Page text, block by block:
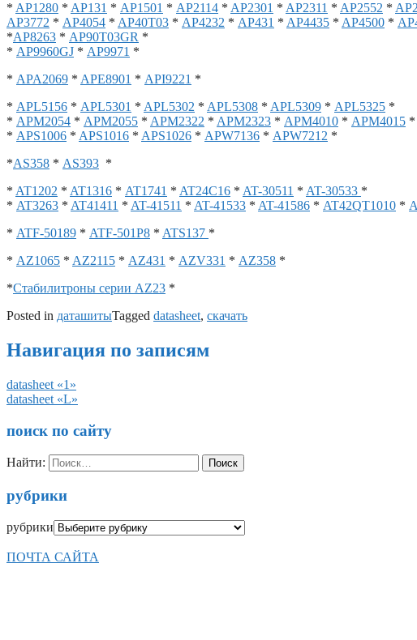
* AP1280 * AP131 * AP1501 * AP2114 * AP2301 * AP2311 * AP2552 *
AP3772 * AP4054 * AP40T03 * AP4232 * AP431 * AP4435 * AP4500 *
*AP8263 * AP90T03GR *
* AP9960GJ * AP9971 *
* APA2069 * APE8901 * API9221 *
* APL5156 * APL5301 * APL5302 * APL5308 * APL5309 * APL5325 *
* APM2054 * APM2055 * APM2322 * APM2323 * APM4010 * APM4015 *
* APS1006 * APS1016 * APS1026 * APW7136 * APW7212 *
*AS358 * AS393 *
* AT1202 * AT1316 * AT1741 * AT24C16 * AT-30511 * AT-30533 *
* AT3263 * AT41411 * AT-41511 * AT-41533 * AT-41586 * AT42QT1010 *
* ATF-50189 * ATF-501P8 * ATS137 *
* AZ1065 * AZ2115 * AZ431 * AZV331 * AZ358 *
*Стабилитроны серии AZ23 *
Posted in даташитыTagged datasheet, скачать
Навигация по записям
datasheet «1»
datasheet «L»
поиск по сайту
Найти:
рубрики
рубрики
ПОЧТА САЙТА